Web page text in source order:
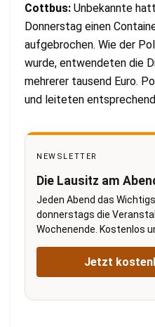
Cottbus: Unbekannte
Donnerstag einen
aufgebrochen. Wie der
wurde, entwendeten die
mehrerer tausend Euro.
und leiteten
NEWSLETTER
Die Lausitz am
Jeden Abend das
donnerstags die
Wochenende. Kostenlos
Jetzt